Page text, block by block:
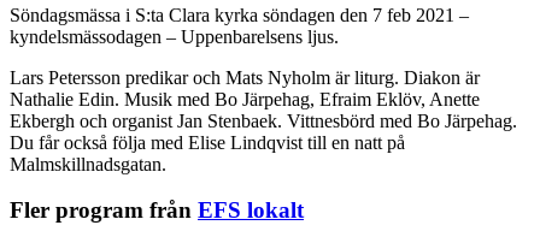
Söndagsmässa i S:ta Clara kyrka söndagen den 7 feb 2021 –
kyndelsmässodagen – Uppenbarelsens ljus.
Lars Petersson predikar och Mats Nyholm är liturg. Diakon är
Nathalie Edin. Musik med Bo Järpehag, Efraim Eklöv, Anette
Ekbergh och organist Jan Stenbaek. Vittnesbörd med Bo Järpehag.
Du får också följa med Elise Lindqvist till en natt på
Malmskillnadsgatan.
Fler program från EFS lokalt